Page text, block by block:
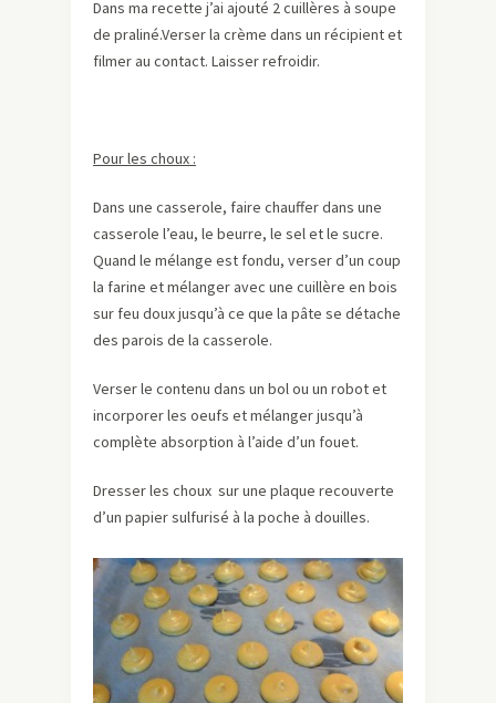
Dans ma recette j’ai ajouté 2 cuillères à soupe
de praliné.Verser la crème dans un récipient et
filmer au contact. Laisser refroidir.
Pour les choux :
Dans une casserole, faire chauffer dans une
casserole l’eau, le beurre, le sel et le sucre.
Quand le mélange est fondu, verser d’un coup
la farine et mélanger avec une cuillère en bois
sur feu doux jusqu’à ce que la pâte se détache
des parois de la casserole.
Verser le contenu dans un bol ou un robot et
incorporer les oeufs et mélanger jusqu’à
complète absorption à l’aide d’un fouet.
Dresser les choux sur une plaque recouverte
d’un papier sulfurisé à la poche à douilles.